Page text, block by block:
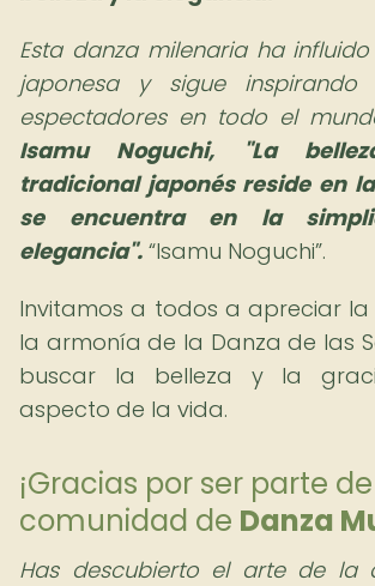
Esta danza milenaria ha
japonesa y sigue
espectadores en todo el
Isamu Noguchi, "La
tradicional japonés reside en
se encuentra en la
elegancia". Isamu Noguchi .
Invitamos a todos a apreciar
la armonía de la Danza de las
buscar la belleza y la
aspecto de la vida.
¡Gracias por ser parte
comunidad de Danza
Has descubierto el arte de la